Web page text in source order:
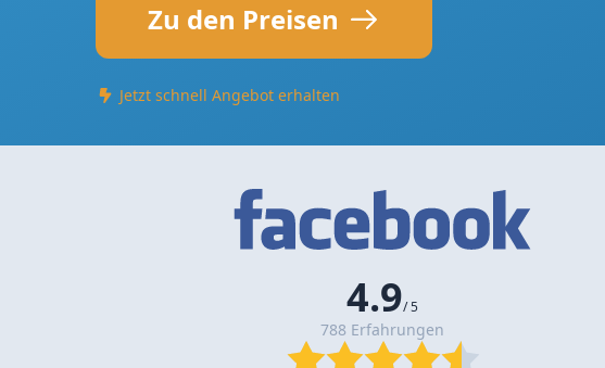
Zu den Preisen
Jetzt schnell Angebot erhalten
4.9/ 5
788 Erfahrungen